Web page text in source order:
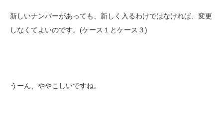
新しいナンバーがあっても、新しく入るわけではなければ、変更
しなくてよいのです。(ケース１とケース３)
うーん、ややこしいですね。